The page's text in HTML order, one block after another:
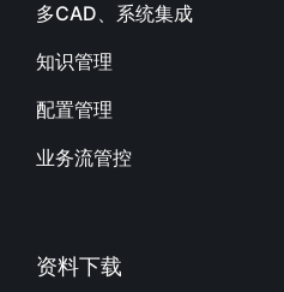
多CAD、系统集成
知识管理
配置管理
业务流管控
资料下载